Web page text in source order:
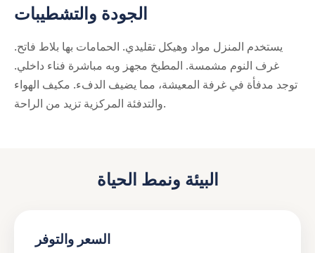
الجودة والتشطيبات
يستخدم المنزل مواد وهيكل تقليدي. الحمامات بها بلاط فاتح.
غرف النوم مشمسة. المطبخ مجهز وبه مباشرة فناء داخلي.
توجد مدفأة في غرفة المعيشة، مما يضيف الدفء. مكيف الهواء
والتدفئة المركزية تزيد من الراحة.
البيئة ونمط الحياة
السعر والتوفر